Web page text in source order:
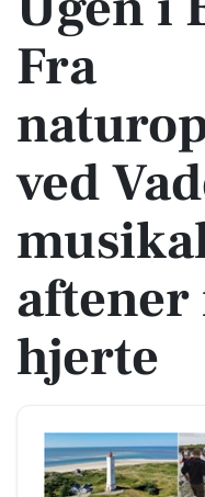
Fra
ved
aftener
hjerte